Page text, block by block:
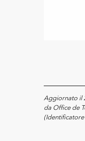
Aggiornato il
da Office de